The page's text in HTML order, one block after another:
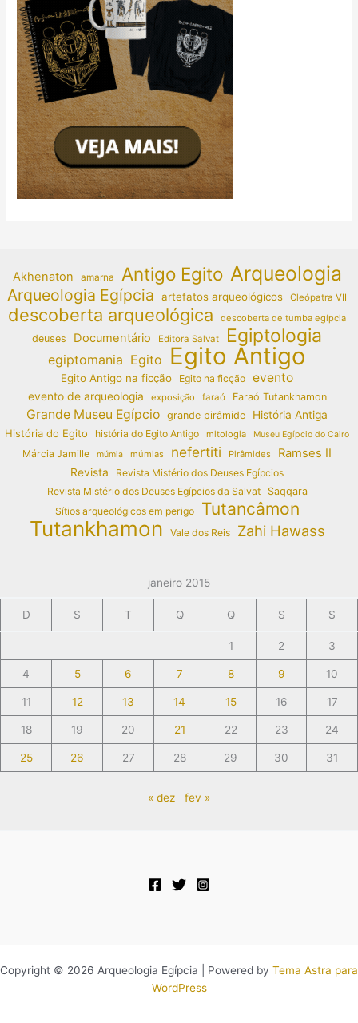
Akhenaton amarna Antigo Egito Arqueologia
Arqueologia Egípcia artefatos arqueológicos Cleópatra VII
descoberta arqueológica descoberta de tumba egípcia
deuses Documentário Editora Salvat Egiptologia
egiptomania Egito Egito Antigo
Egito Antigo na ficção Egito na ficção evento
evento de arqueologia exposição faraó Faraó Tutankhamon
Grande Museu Egípcio grande pirâmide
História Antiga
História do Egito
história do Egito Antigo mitologia Museu Egípcio do Cairo
Márcia Jamille múmia múmias nefertiti Pirâmides Ramses II
Revista
Revista Mistério dos Deuses Egípcios
Revista Mistério dos Deuses Egípcios da Salvat
Saqqara
Sítios arqueológicos em perigo
Tutancâmon
Tutankhamon Vale dos Reis Zahi Hawass
janeiro 2015
D S T Q Q S S
1 2 3
4 5 6 7 8 9 10
11 12 13 14 15 16 17
18 19 20 21 22 23 24
25 26 27 28 29 30 31
« dez fev »
Copyright © 2026 Arqueologia Egípcia | Powered by Tema Astra para
WordPress